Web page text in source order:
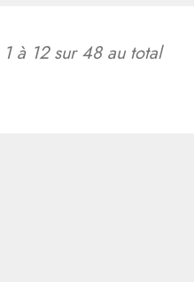
1à 12sur48au total